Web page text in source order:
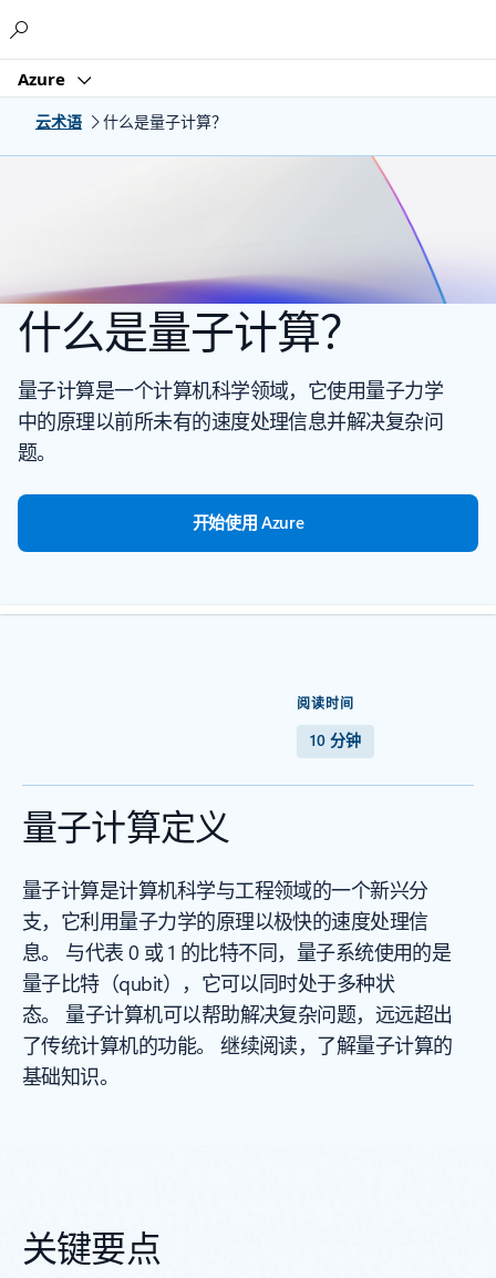
Azure
云术语 什么是量子计算？
什么是量子计算？
量子计算是一个计算机科学领域，它使用量子力学
中的原理以前所未有的速度处理信息并解决复杂问
题。
开始使用 Azure
阅读时间
10 分钟
量子计算定义
量子计算是计算机科学与工程领域的一个新兴分
支，它利用量子力学的原理以极快的速度处理信
息。 与代表 0 或 1 的比特不同，量子系统使用的是
量子比特（qubit），它可以同时处于多种状
态。 量子计算机可以帮助解决复杂问题，远远超出
了传统计算机的功能。 继续阅读，了解量子计算的
基础知识。
关键要点